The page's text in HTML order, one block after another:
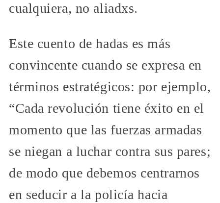
cualquiera, no aliadxs.
Este cuento de hadas es más
convincente cuando se expresa en
términos estratégicos: por ejemplo,
“Cada revolución tiene éxito en el
momento que las fuerzas armadas
se niegan a luchar contra sus pares;
de modo que debemos centrarnos
en seducir a la policía hacia